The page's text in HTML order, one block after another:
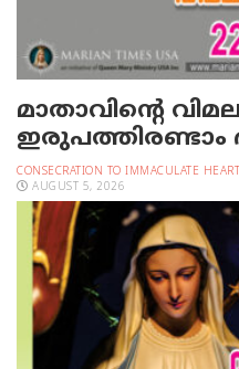
മാതാവിന്റെ
ഇരുപത്തിരണ്ടാം
CONSECRATION TO IMMACULATE
AUGUST 5, 2026